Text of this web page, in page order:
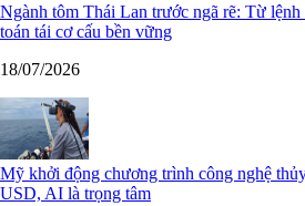
Ngành tôm Thái Lan trước ngã rẽ: Từ lệnh
toán tái cơ cấu bền vững
18/07/2026
Mỹ khởi động chương trình công nghệ
USD, AI là trọng tâm